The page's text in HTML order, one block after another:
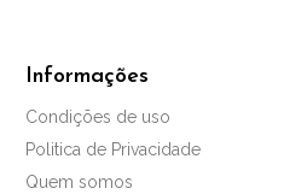
Informações
Condições de uso
Politica de Privacidade
Quem somos